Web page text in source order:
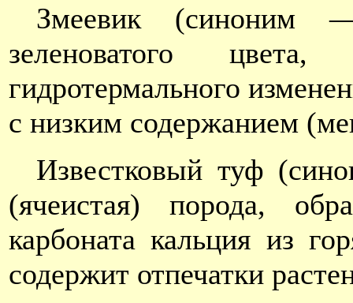
Змеевик (синоним
зеленоватого
гидротермального
с низким содержанием
Известковый туф
(ячеистая) порода,
карбоната кальция из
содержит отпечатки